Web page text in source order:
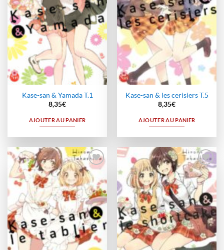
Kase-san & Yamada T.1
8,35€
AJOUTER AU PANIER
Kase-san & les cerisiers T.5
8,35€
AJOUTER AU PANIER
Ajouter
à la
wishlist
Ajouter
à la
wishlist